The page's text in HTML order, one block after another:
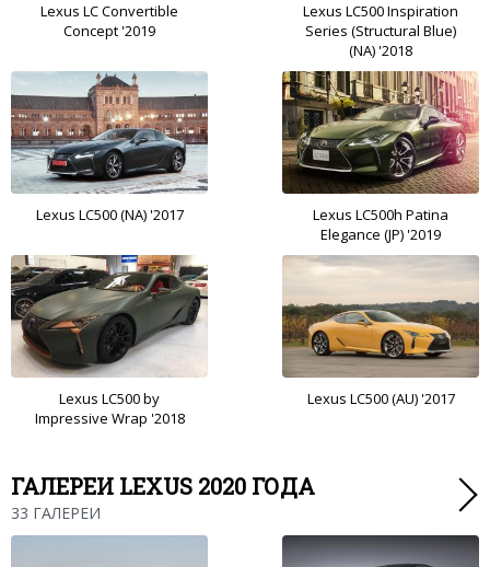
Lexus LC Convertible
Concept '2019
Lexus LC500 Inspiration
Series (Structural Blue)
(NA) '2018
Lexus LC500 (NA) '2017
Lexus LC500h Patina
Elegance (JP) '2019
Lexus LC500 by
Impressive Wrap '2018
Lexus LC500 (AU) '2017
ГАЛЕРЕИ LEXUS 2020 ГОДА
33 ГАЛЕРЕИ